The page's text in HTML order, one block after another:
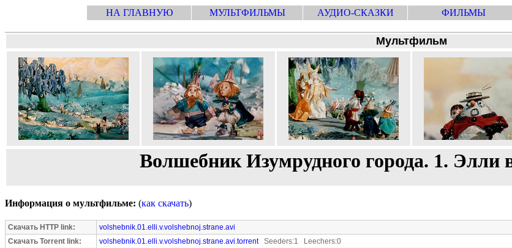
НА ГЛАВНУЮ МУЛЬТФИЛЬМЫ АУДИО-СКАЗКИ ФИЛЬМЫ
Мультфильм
Волшебник Изумрудного города. 1. Элли
Информация о мультфильме: (как скачать)
Скачать HTTP link:
volshebnik.01.elli.v.volshebnoj.strane.avi
Скачать Torrent link:
volshebnik.01.elli.v.volshebnoj.strane.avi.torrentSeeders:1 Leechers:0